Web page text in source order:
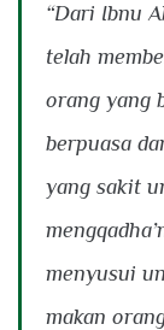
“Dari Ibnu
telah
orang yang
berpuasa
yang sakit
menyusui
makan